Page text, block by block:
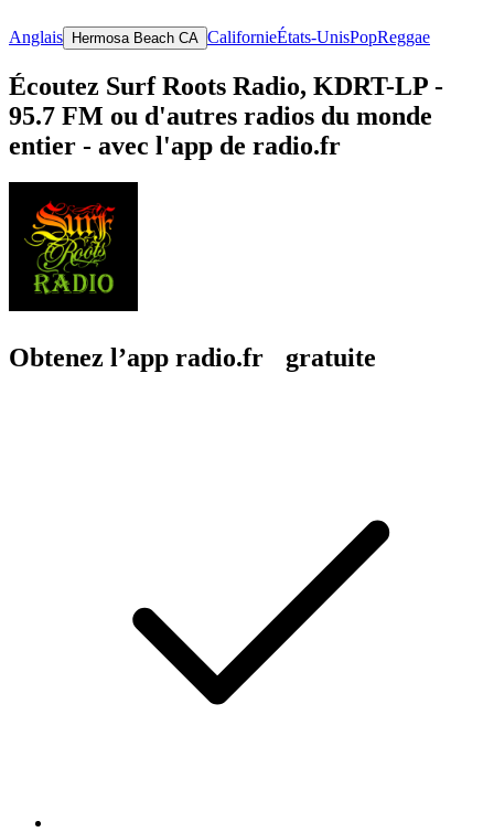
Anglais Hermosa Beach CA CalifornieÉtats-UnisPopReggae
Écoutez Surf Roots Radio, KDRT-LP -
95.7 FM ou d'autres radios du monde
entier - avec l'app de radio.fr
Obtenez l’app radio.fr gratuite